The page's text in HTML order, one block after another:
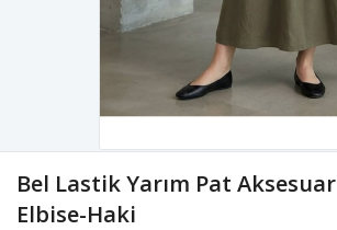
Bel Lastik Yarım Pat
Elbise-Haki